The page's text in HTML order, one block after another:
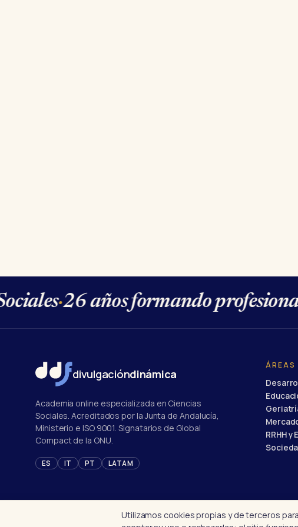
·26 años formando
divulgacióndinámica
Academia online especializada en Ciencias
Sociales. Acreditados por la Junta de Andalucía,
Ministerio e ISO 9001. Signatarios de Global
Compact de la ONU.
ES IT PT LATAM
ÁREAS
RRHH y
© 1998–2026 Divulgación Dinámica · Centro autorizado nº 14/00231
Utilizamos cookies propias y de terceros